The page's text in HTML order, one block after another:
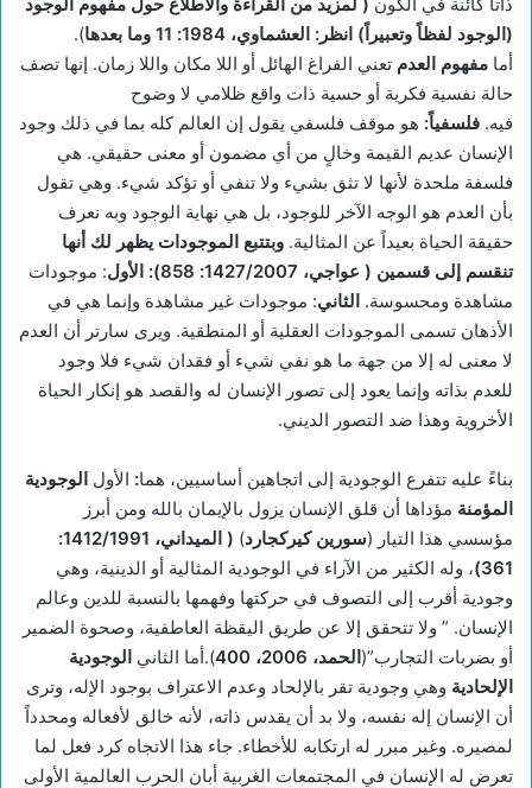
(الوجود لفظاً وتعبيراً) انظر: العشماوي، 1984: 11 وما بعدها
).
أما مفهوم العدم تعني الفراغ الهائل أو اللا مكان واللا زمان. إنها تصف
حالة نفسية فكرية أو حسية ذات واقع ظلامي لا وضوح
فيه. فلسفياً: هو موقف فلسفي يقول إن العالم كله بما في ذلك وجود
الإنسان عديم القيمة وخالٍ من أي مضمون أو معنى حقيقي. هي
فلسفة ملحدة لأنها لا تثق بشيء ولا تنفي أو تؤكد شيء. وهي تقول
بأن العدم هو الوجه الآخر للوجود، بل هي نهاية الوجود وبه نعرف
حقيقة الحياة بعيداً عن المثالية. وبتتبع الموجودات يظهر لك أنها
تنقسم إلى قسمين ( عواجي، 1427/2007: 858)
: الأول: موجودات
مشاهدة ومحسوسة. الثاني: موجودات غير مشاهدة وإنما هي في
الأذهان تسمى الموجودات العقلية أو المنطقية. ويرى سارتر أن العدم
لا معنى له إلا من جهة ما هو نفي شيء أو فقدان شيء فلا وجود
للعدم بذاته وإنما يعود إلى تصور الإنسان له والقصد هو إنكار الحياة
الأخروية وهذا ضد التصور الديني.
بناءً عليه تتفرع الوجودية إلى اتجاهين أساسيين، هما: الأول الوجودية
المؤمنة مؤداها أن قلق الإنسان يزول بالإيمان بالله ومن أبرز
مؤسسي هذا التيار (سورين كيركجارد)
(
الميداني، 1412/1991:
361) ، وله الكثير من الآراء في الوجودية المثالية أو الدينية، وهي
وجودية أقرب إلى التصوف في حركتها وفهمها بالنسبة للدين وعالم
الإنسان. ” ولا تتحقق إلا عن طريق اليقظة العاطفية، وصحوة الضمير
أو بضربات التجارب”(الحمد، 2006، 400 ).أما الثاني الوجودية
الإلحادية وهي وجودية تقر بالإلحاد وعدم الاعتراف بوجود الإله، وترى
أن الإنسان إله نفسه، ولا بد أن يقدس ذاته، لأنه خالق لأفعاله ومحدداً
لمصيره. وغير مبرر له ارتكابه للأخطاء. جاء هذا الاتجاه كرد فعل لما
تعرض له الإنسان في المجتمعات الغربية أبان الحرب العالمية الأولى